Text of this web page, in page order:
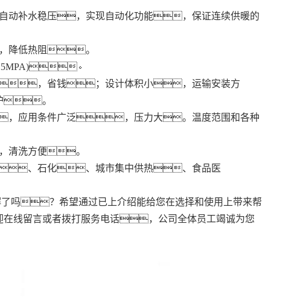
补水稳压，实现自动化功能，保证连续供暖的
降低热阻。
。
，省钱；设计体积小，运输安装方
。
，应用条件广泛，压力大。温度范围和各种
清洗方便。
、石化、城市集中供热、食品医
吗？希望通过已上介绍能给您在选择和使用上带来帮
留言或者拨打服务电话，公司全体员工竭诚为您